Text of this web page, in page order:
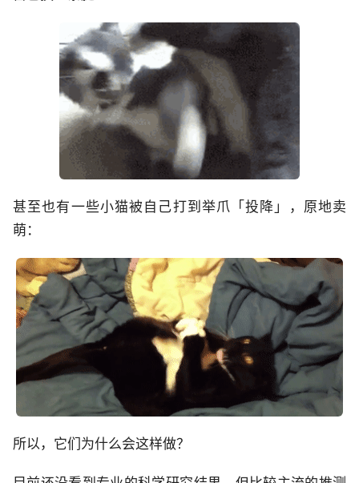
甚至也有一些小猫被自己打到举爪「投降」，原地卖
萌：
所以，它们为什么会这样做？